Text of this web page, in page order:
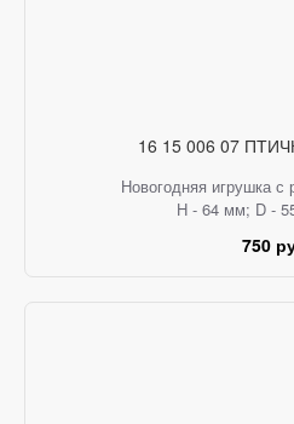
16 15 006 07
Новогодняя игрушка с
H - 64 мм; D -
750